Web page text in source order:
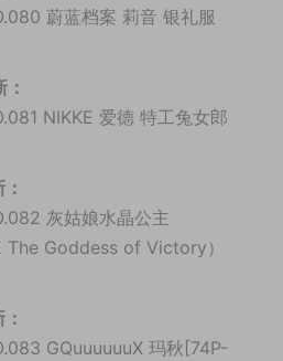
蔚蓝档案 莉音 银礼服
NIKKE 爱德 特工兔女郎
灰姑娘水晶公主
The Goddess of Victory）
GQuuuuuuX 玛秋[74P-